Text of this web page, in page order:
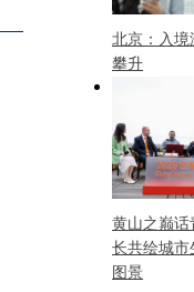
北京：入境
攀升
黄山之巅话
长共绘城市
图景